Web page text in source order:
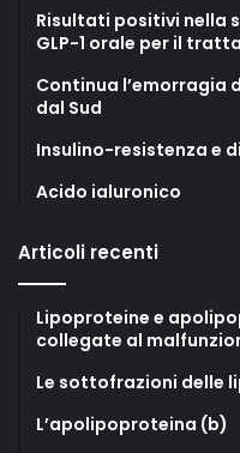
Risultati positivi nella
GLP-1 orale per il
Continua l’emorragia
dal Sud
Insulino-resistenza e
Acido ialuronico
Articoli recenti
Lipoproteine e
collegate al
Le sottofrazioni delle
L’apolipoproteina (b)